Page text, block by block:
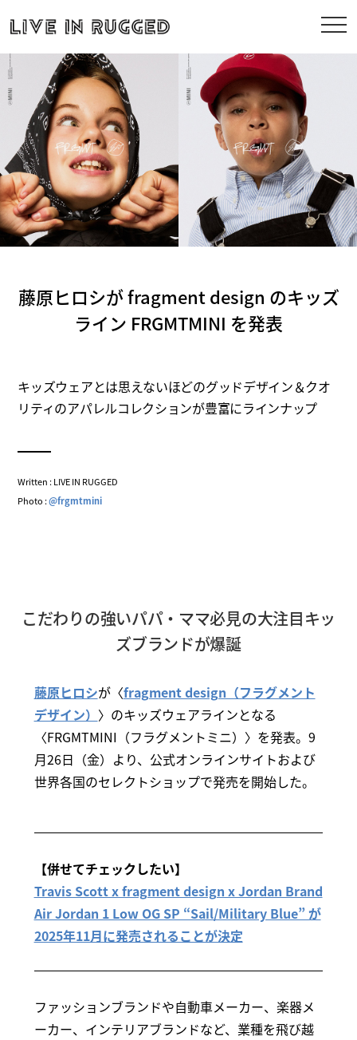
藤原ヒロシが fragment design のキッズ
ライン FRGMTMINI を発表
キッズウェアとは思えないほどのグッドデザイン＆クオ
リティのアパレルコレクションが豊富にラインナップ
Written : LIVE IN RUGGED
Photo :@frgmtmini
こだわりの強いパパ・ママ必見の大注目キッ
ズブランドが爆誕
藤原ヒロシが〈fragment design（フラグメント
デザイン） 〉のキッズウェアラインとなる
〈FRGMTMINI（フラグメントミニ）〉を発表。9
月26日（金）より、公式オンラインサイトおよび
世界各国のセレクトショップで発売を開始した。
【併せてチェックしたい】
Travis Scott x fragment design x Jordan Brand
Air Jordan 1 Low OG SP “Sail/Military Blue” が
2025年11月に発売されることが決定
ファッションブランドや自動車メーカー、楽器メ
ーカー、インテリアブランドなど、業種を飛び越